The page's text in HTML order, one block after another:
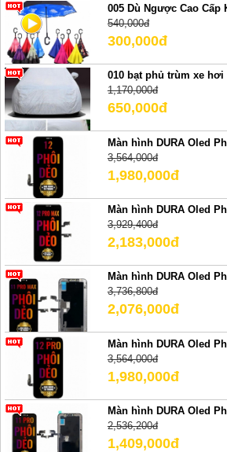
005 Dù Ngược Cao Cấp
540,000đ
300,000đ
010 bạt phủ trùm xe hơi
1,170,000đ
650,000đ
Màn hình DURA Oled
3,564,000đ
1,980,000đ
Màn hình DURA Oled
3,929,400đ
2,183,000đ
Màn hình DURA Oled
3,736,800đ
2,076,000đ
Màn hình DURA Oled
3,564,000đ
1,980,000đ
Màn hình DURA Oled
2,536,200đ
1,409,000đ